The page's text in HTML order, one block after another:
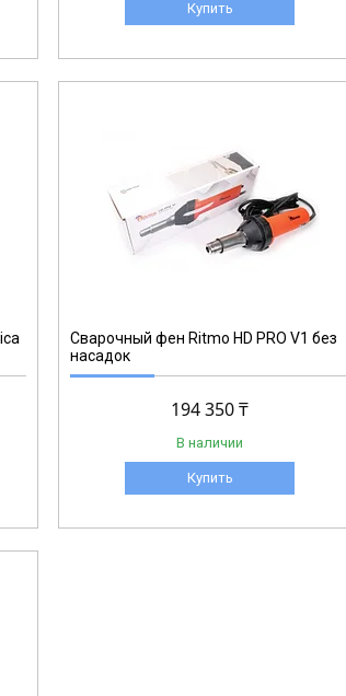
Купить
Сварочный фен Ritmo HD PRO V1 без
насадок
194 350 ₸
В наличии
Купить